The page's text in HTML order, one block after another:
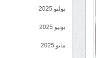
يوليو 2025
يونيو 2025
مايو 2025